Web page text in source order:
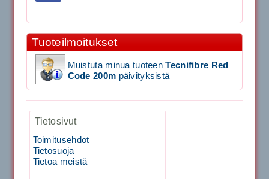
1,650.00€
SIGNUM S-7000 &...
Signum S-7000 Jännityskone (Jalustamalli)
1,999.00€
40883 Harjasosa hiekkanurmiharjaan
Tuoteilmoitukset
Muistuta minua tuoteenTecnifibre Red
Code 200m päivityksistä
Tietosivut
Toimitusehdot
Tietosuoja
Tietoa meistä